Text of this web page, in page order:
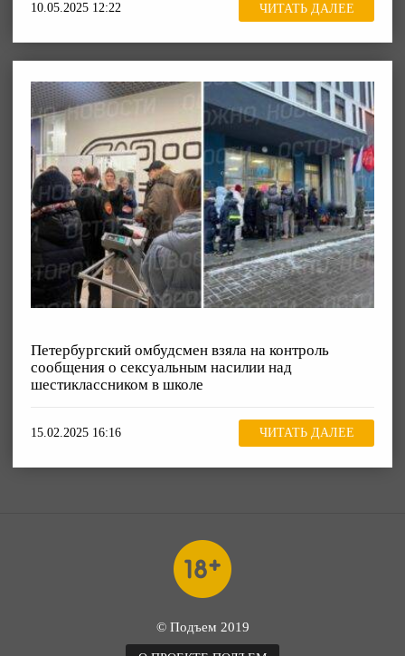
10.05.2025 12:22 ЧИТАТЬ ДАЛЕЕ
Петербургский омбудсмен взяла на контроль
сообщения о сексуальным насилии над
шестиклассником в школе
15.02.2025 16:16 ЧИТАТЬ ДАЛЕЕ
© Подъем 2019